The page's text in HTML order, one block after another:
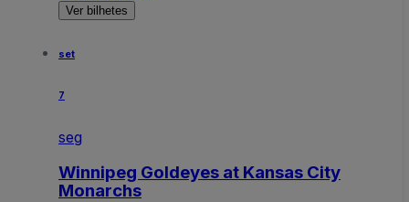
Ver bilhetes
set
7
seg
Winnipeg Goldeyes at Kansas City
Monarchs